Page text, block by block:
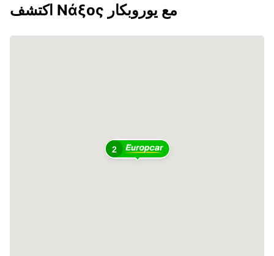
اكتشف Νάξος مع يوروبكار
2